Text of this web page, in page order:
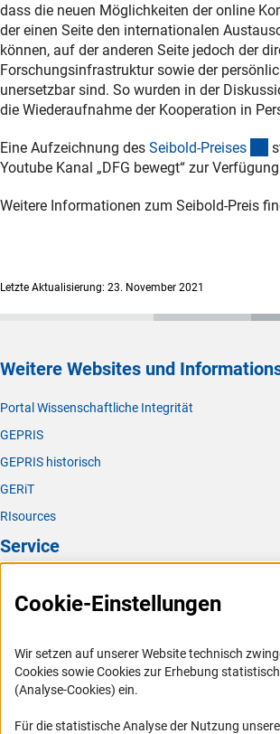
dass die neuen Möglichkeiten der online
der einen Seite den internationalen
können, auf der anderen Seite jedoch der
Forschungsinfrastruktur sowie der
unersetzbar sind. So wurden in der
die Wiederaufnahme der Kooperation in
Eine Aufzeichnung des Seibold-Preises
Youtube Kanal „DFG bewegt“ zur
Weitere Informationen zum Seibold-Preis
Letzte Aktualisierung: 23. November 2021
Weitere Websites und
Portal Wissenschaftliche Integrität
GEPRIS
GEPRIS historisch
GERiT
RIsources
Service
FAQ
Logo und Corporate Design
RSS-Feeds
Compliance
Cookie-Einstellungen
Wir setzen auf unserer Website technisch
Cookies sowie Cookies zur Erhebung
(Analyse-Cookies) ein.
Für die statistische Analyse der Nutzung